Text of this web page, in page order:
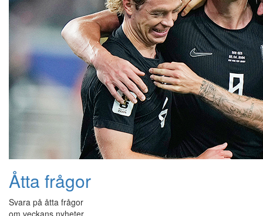
Åtta frågor
Svara på åtta frågor